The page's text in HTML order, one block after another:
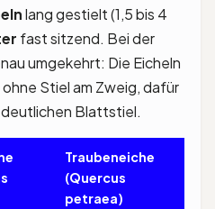
lang gestielt (1,5 bis 4
fast sitzend. Bei der
umgekehrt: Die Eicheln
Stiel am Zweig, dafür
Blattstiel.
Traubeneiche
(Quercus
petraea)